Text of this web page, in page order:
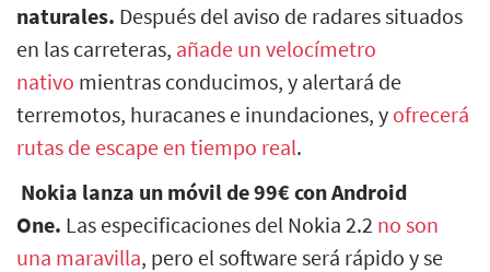
naturales. Después del aviso de radares situados
en las carreteras, añade un velocímetro
nativo mientras conducimos, y alertará de
terremotos, huracanes e inundaciones, y ofrecerá
rutas de escape en tiempo real.
Nokia lanza un móvil de 99€ con Android
One. Las especificaciones del Nokia 2.2 no son
una maravilla, pero el software será rápido y se